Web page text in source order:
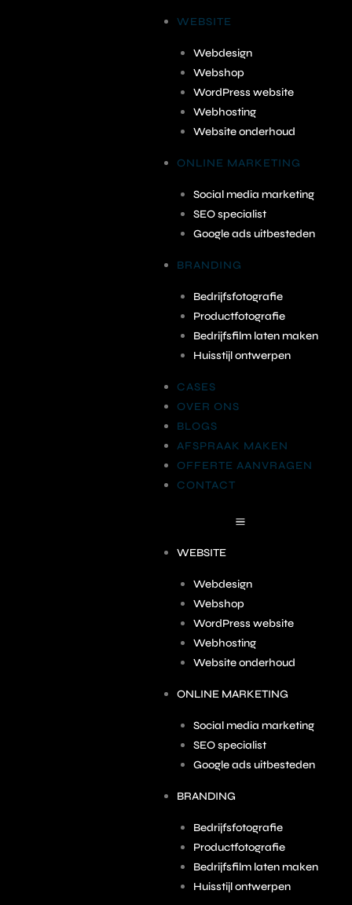
WEBSITE
Webdesign
Webshop
WordPress website
Webhosting
Website onderhoud
ONLINE MARKETING
Social media marketing
SEO specialist
Google ads uitbesteden
BRANDING
Bedrijfsfotografie
Productfotografie
Bedrijfsfilm laten maken
Huisstijl ontwerpen
CASES
OVER ONS
BLOGS
AFSPRAAK MAKEN
OFFERTE AANVRAGEN
CONTACT
WEBSITE
Webdesign
Webshop
WordPress website
Webhosting
Website onderhoud
ONLINE MARKETING
Social media marketing
SEO specialist
Google ads uitbesteden
BRANDING
Bedrijfsfotografie
Productfotografie
Bedrijfsfilm laten maken
Huisstijl ontwerpen